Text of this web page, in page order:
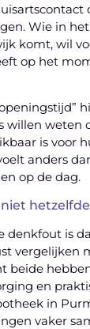
Wie in
komt, wil
op het
willen weten
is voor
anders
op de dag.
denkfout is
vergelijken
beide
en
in
vaker